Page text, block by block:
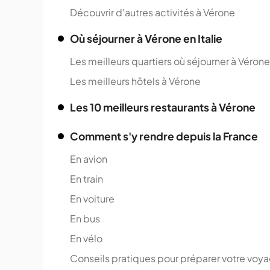
Découvrir d'autres activités à Vérone
Où séjourner à Vérone en Italie
Les meilleurs quartiers où séjourner à Vérone
Les meilleurs hôtels à Vérone
Les 10 meilleurs restaurants à Vérone
Comment s'y rendre depuis la France
En avion
En train
En voiture
En bus
En vélo
Conseils pratiques pour préparer votre